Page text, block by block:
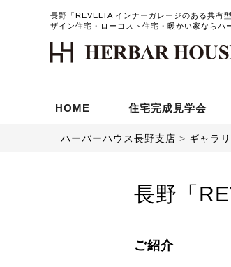
長野「REVELTA インナーガレージのある共有
ザイン住宅・ローコスト住宅・暖かい家ならハ
HOME 住宅完成見学会
ハーバーハウス長野支店 > ギャラ
長野「
ご紹介